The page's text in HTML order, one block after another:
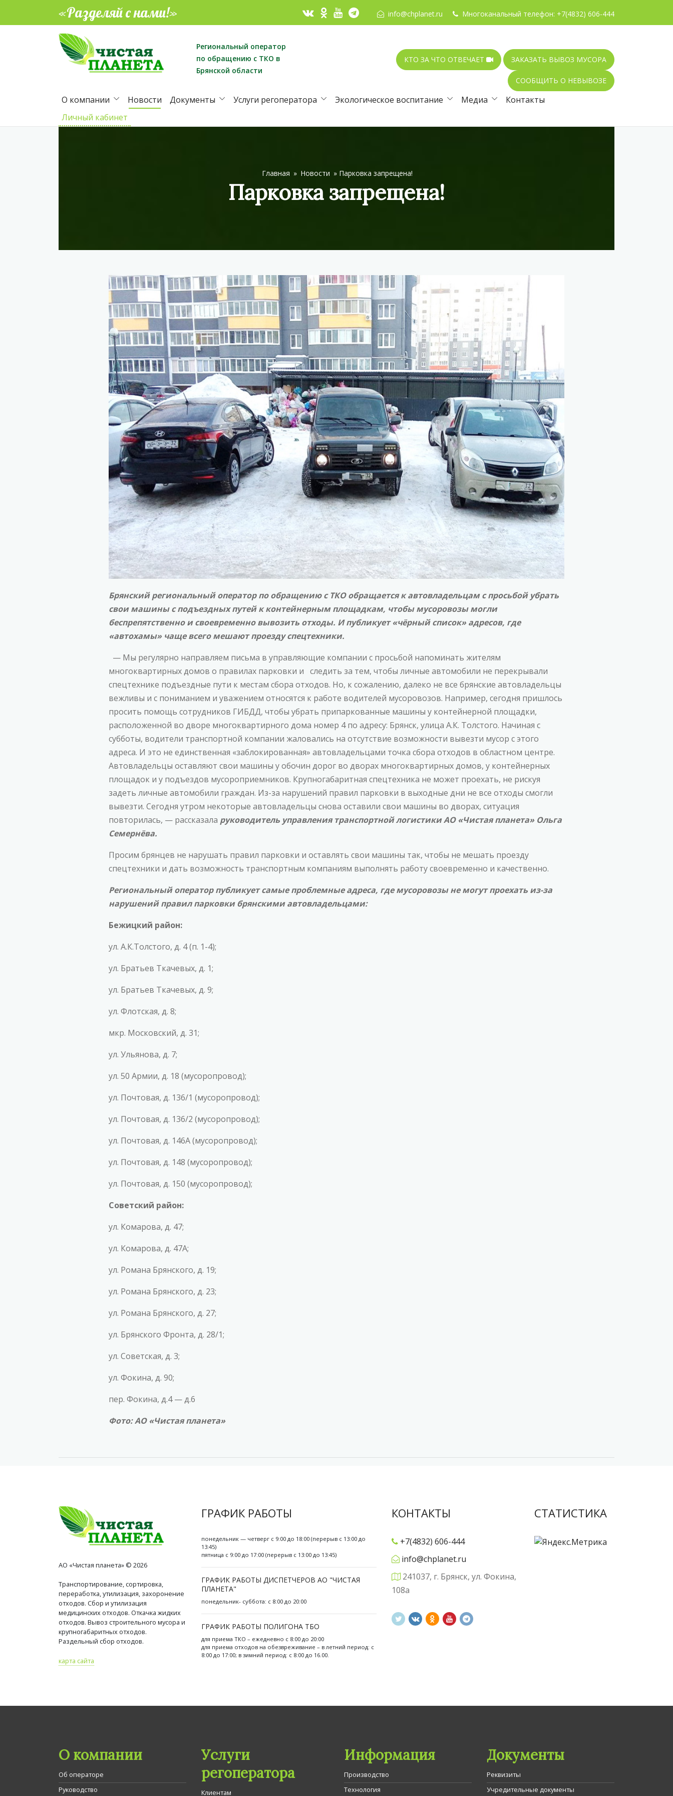
«Разделяй с нами!» info@chplanet.ru Многоканальный телефон: +7(4832) 606-444
Региональный оператор
по обращению с ТКО в
Брянской области
КТО ЗА ЧТО ОТВЕЧАЕТ ЗАКАЗАТЬ ВЫВОЗ МУСОРА
СООБЩИТЬ О НЕВЫВОЗЕ
О компании Новости Документы Услуги регоператора Экологическое воспитание Медиа
Контакты
Личный кабинет
Главная » Новости » Парковка запрещена!
Парковка запрещена!
Брянский региональный оператор по обращению с ТКО обращается к автовладельцам с просьбой убрать
свои машины с подъездных путей к контейнерным площадкам, чтобы мусоровозы могли
беспрепятственно и своевременно вывозить отходы. И публикует «чёрный список» адресов, где
«автохамы» чаще всего мешают проезду спецтехники.
— Мы регулярно направляем письма в управляющие компании с просьбой напоминать жителям
многоквартирных домов о правилах парковки и следить за тем, чтобы личные автомобили не перекрывали
спецтехнике подъездные пути к местам сбора отходов. Но, к сожалению, далеко не все брянские автовладельцы
вежливы и с пониманием и уважением относятся к работе водителей мусоровозов. Например, сегодня пришлось
просить помощь сотрудников ГИБДД, чтобы убрать припаркованные машины у контейнерной площадки,
расположенной во дворе многоквартирного дома номер 4 по адресу: Брянск, улица А.К. Толстого. Начиная с
субботы, водители транспортной компании жаловались на отсутствие возможности вывезти мусор с этого
адреса. И это не единственная «заблокированная» автовладельцами точка сбора отходов в областном центре.
Автовладельцы оставляют свои машины у обочин дорог во дворах многоквартирных домов, у контейнерных
площадок и у подъездов мусороприемников. Крупногабаритная спецтехника не может проехать, не рискуя
задеть личные автомобили граждан. Из-за нарушений правил парковки в выходные дни не все отходы смогли
вывезти. Сегодня утром некоторые автовладельцы снова оставили свои машины во дворах, ситуация
повторилась, — рассказала руководитель управления транспортной логистики АО «Чистая планета» Ольга
Семернёва.
Просим брянцев не нарушать правил парковки и оставлять свои машины так, чтобы не мешать проезду
спецтехники и дать возможность транспортным компаниям выполнять работу своевременно и качественно.
Региональный оператор публикует самые проблемные адреса, где мусоровозы не могут проехать из-за
нарушений правил парковки брянскими автовладельцами:
Бежицкий район:
ул. А.К.Толстого, д. 4 (п. 1-4);
ул. Братьев Ткачевых, д. 1;
ул. Братьев Ткачевых, д. 9;
ул. Флотская, д. 8;
мкр. Московский, д. 31;
ул. Ульянова, д. 7;
ул. 50 Армии, д. 18 (мусоропровод);
ул. Почтовая, д. 136/1 (мусоропровод);
ул. Почтовая, д. 136/2 (мусоропровод);
ул. Почтовая, д. 146А (мусоропровод);
ул. Почтовая, д. 148 (мусоропровод);
ул. Почтовая, д. 150 (мусоропровод);
Советский район:
ул. Комарова, д. 47;
ул. Комарова, д. 47А;
ул. Романа Брянского, д. 19;
ул. Романа Брянского, д. 23;
ул. Романа Брянского, д. 27;
ул. Брянского Фронта, д. 28/1;
ул. Советская, д. 3;
ул. Фокина, д. 90;
пер. Фокина, д.4 — д.6
Фото: АО «Чистая планета»
АО «Чистая планета» © 2026
Транспортирование, сортировка,
переработка, утилизация, захоронение
отходов. Сбор и утилизация
медицинских отходов. Откачка жидких
отходов. Вывоз строительного мусора и
крупногабаритных отходов.
Раздельный сбор отходов.
карта сайта
ГРАФИК РАБОТЫ
понедельник — четверг с 9:00 до 18:00 (перерыв с 13:00 до
13:45)
пятница с 9:00 до 17:00 (перерыв с 13:00 до 13:45)
ГРАФИК РАБОТЫ ДИСПЕТЧЕРОВ АО "ЧИСТАЯ
ПЛАНЕТА"
понедельник- суббота: с 8:00 до 20:00
ГРАФИК РАБОТЫ ПОЛИГОНА ТБО
для приема ТКО – ежедневно с 8:00 до 20:00
для приема отходов на обезвреживание – в летний период: с
8:00 до 17:00; в зимний период: с 8:00 до 16.00.
КОНТАКТЫ
+7(4832) 606-444
info@chplanet.ru
241037, г. Брянск, ул. Фокина,
108а
СТАТИСТИКА
О компании
Об операторе
Руководство
Услуги
регоператора
Клиентам
Информация
Производство
Технология
Документы
Реквизиты
Учредительные документы